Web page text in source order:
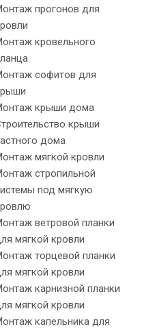
прогонов для
кровельного
софитов для
крыши дома
крыши
дома
мягкой кровли
стропильной
под мягкую
ветровой планки
мягкой кровли
торцевой планки
мягкой кровли
карнизной планки
мягкой кровли
капельника для